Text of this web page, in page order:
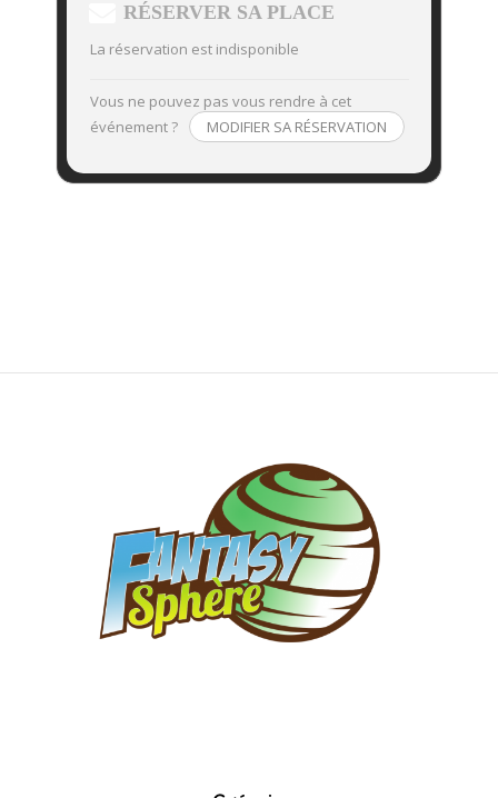
RÉSERVER SA PLACE
La réservation est indisponible
Vous ne pouvez pas vous rendre à cet
événement ?
MODIFIER SA RÉSERVATION